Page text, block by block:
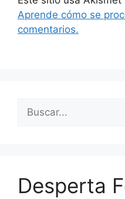
Aprende cómo se
comentarios.
Buscar:
Desperta